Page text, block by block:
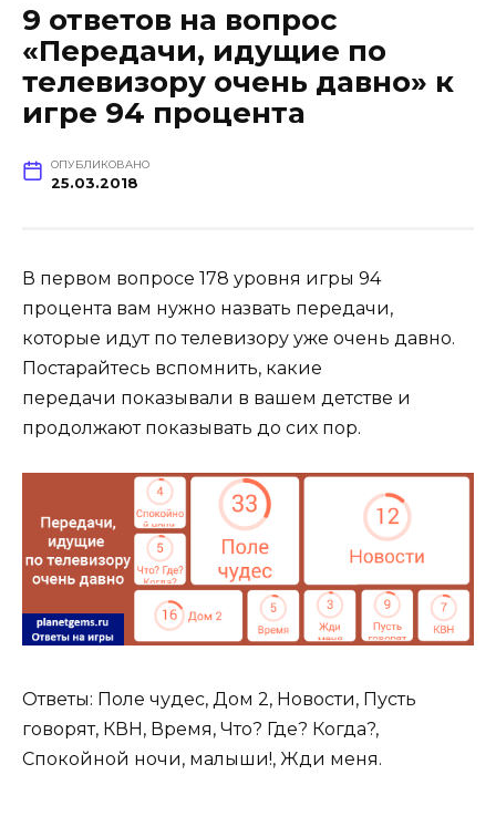
9 ответов на вопрос
«Передачи, идущие по
телевизору очень давно» к
игре 94 процента
ОПУБЛИКОВАНО
25.03.2018
В первом вопросе 178 уровня игры 94
процента вам нужно назвать передачи,
которые идут по телевизору уже очень давно.
Постарайтесь вспомнить, какие
передачи показывали в вашем детстве и
продолжают показывать до сих пор.
Ответы: Поле чудес, Дом 2, Новости, Пусть
говорят, КВН, Время, Что? Где? Когда?,
Спокойной ночи, малыши!, Жди меня.